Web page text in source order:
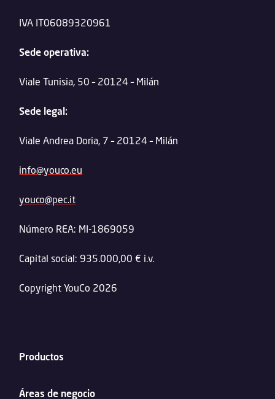
IVA IT06089320961
Sede operativa:
Viale Tunisia, 50 – 20124 – Milán
Sede legal:
Viale Andrea Doria, 7 – 20124 – Milán
info@youco.eu
youco@pec.it
Número REA: MI-1869059
Capital social: 935.000,00 € i.v.
Copyright YouCo 2026
Productos
Áreas de negocio